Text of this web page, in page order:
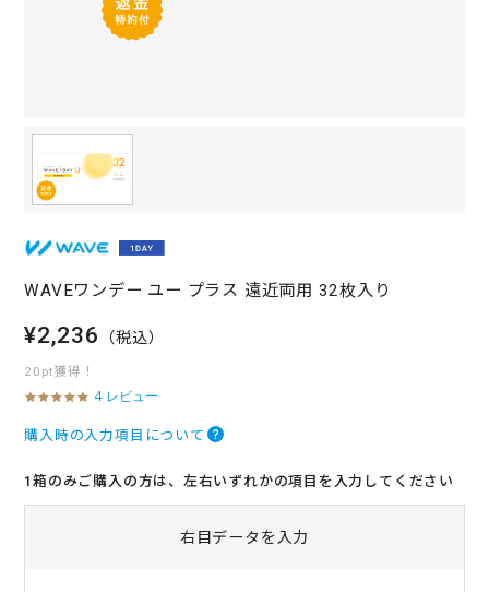
WAVEワンデー ユー プラス 遠近両用 32枚入り
¥2,236 （税込）
20pt獲得！
4
8
t
a
r
4 レビュー
購入時の入力項目について
1箱のみご購入の方は、左右いずれかの項目を入力してください
右目データを入力